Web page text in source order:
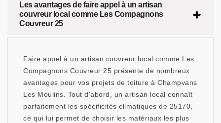
Les avantages de faire appel à un artisan
couvreur local comme Les Compagnons
Couvreur 25
Faire appel à un artisan couvreur local comme Les
Compagnons Couvreur 25 présente de nombreux
avantages pour vos projets de toiture à Champvans
Les Moulins. Tout d'abord, un artisan local connaît
parfaitement les spécificités climatiques de 25170,
ce qui lui permet de choisir les matériaux les plus